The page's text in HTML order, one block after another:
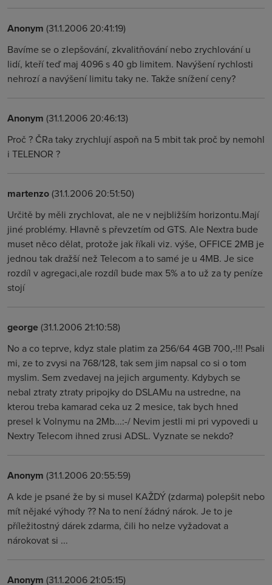
Anonym (31.1.2006 20:41:19)
Bavíme se o zlepšování, zkvalitňování nebo zrychlování u
lidí, kteří teď maj 4096 s 40 gb limitem. Navýšení rychlosti
nehrozí a navýšení limitu taky ne. Takže snížení ceny?
Anonym (31.1.2006 20:46:13)
Proč ? ČRa taky zrychlují aspoň na 5 mbit tak proč by nemohl
i TELENOR ?
martenzo(31.1.2006 20:51:50)
Určitě by měli zrychlovat, ale ne v nejbližším horizontu.Mají
jiné problémy. Hlavně s převzetím od GTS. Ale Nextra bude
muset něco dělat, protože jak říkali viz. výše, OFFICE 2MB je
jednou tak dražší než Telecom a to samé je u 4MB. Je sice
rozdíl v agregaci,ale rozdíl bude max 5% a to už za ty peníze
stojí
george(31.1.2006 21:10:58)
No a co teprve, kdyz stale platim za 256/64 4GB 700,-!!! Psali
mi, ze to zvysi na 768/128, tak sem jim napsal co si o tom
myslim. Sem zvedavej na jejich argumenty. Kdybych se
nebal ztraty ztraty pripojky do DSLAMu na ustredne, na
kterou treba kamarad ceka uz 2 mesice, tak bych hned
presel k Volnymu na 2Mb...:-/ Nevim jestli mi pri vypovedi u
Nextry Telecom ihned zrusi ADSL. Vyznate se nekdo?
Anonym (31.1.2006 20:55:59)
A kde je psané že by si musel KAŽDÝ (zdarma) polepšit nebo
mít nějaké výhody ?? Na to není žádný nárok. Je to je
příležitostný dárek zdarma, čili ho nelze vyžadovat a
nárokovat si ...
Anonym (31.1.2006 21:05:15)